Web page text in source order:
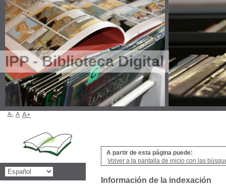
IPP - Biblioteca Digital
A partir de esta página puede:
Volver a la pantalla de inicio con las
Información de la indexación
A- A A+